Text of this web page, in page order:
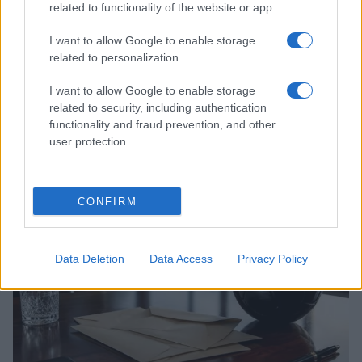
related to functionality of the website or app.
I want to allow Google to enable storage
related to personalization.
I want to allow Google to enable storage
related to security, including authentication
functionality and fraud prevention, and other
user protection.
CONFIRM
Data Deletion Data Access Privacy Policy
Semaine contrastée pour les devises et les cryptos : le yen et le
bitcoin résistent